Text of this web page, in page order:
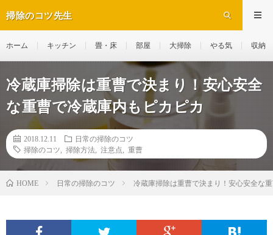
掃除のコツ先生
ホーム キッチン 畳・床 部屋 大掃除 やる気 収納
冷蔵庫掃除は重曹で決まり！安心安全
な重曹で冷蔵庫内もピカピカ
2018.12.11
日常の掃除のコツ
掃除のコツ
掃除方法 注意点 重曹
HOME 日常の掃除のコツ 冷蔵庫掃除は重曹で決まり！安心安全な